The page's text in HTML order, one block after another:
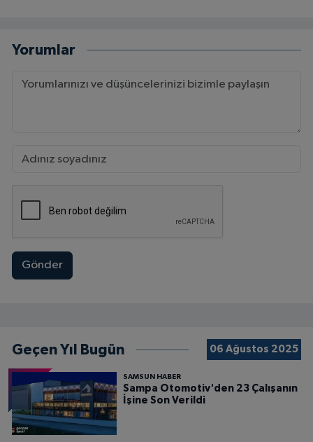
Yorumlar
Gönder
Geçen Yıl Bugün 06 Ağustos 2025
SAMSUN HABER
Sampa Otomotiv'den 23 Çalışanın
İşine Son Verildi